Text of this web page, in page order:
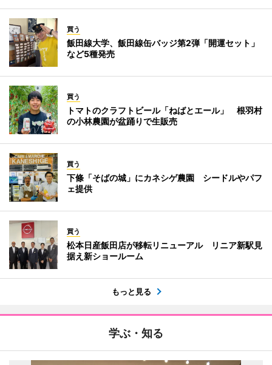
買う
飯田線大学、飯田線缶バッジ第2弾「開運セット」
など5種発売
買う
トマトのクラフトビール「ねばとエール」 根羽村
の小林農園が盆踊りで生販売
買う
下條「そばの城」にカネシゲ農園 シードルやパフ
ェ提供
買う
松本日産飯田店が移転リニューアル リニア新駅見
据え新ショールーム
もっと見る
学ぶ・知る